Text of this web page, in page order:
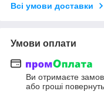
Всі умови доставки
Умови оплати
Ви отримаєте
або гроші